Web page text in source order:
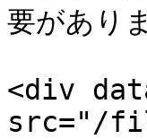
要があり
<div
src="/